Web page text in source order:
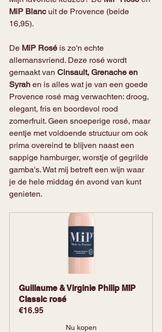
MiP Blanc uit de Provence (beide
16,95).
De MiP Rosé is zo'n echte
allemansvriend. Deze rosé wordt
gemaakt van Cinsault, Grenache en
Syrah en is alles wat je van een goede
Provence rosé mag verwachten: droog,
elegant, fris en boordevol rood
zomerfruit. Geen snoeperige rosé, maar
eentje met voldoende structuur om ook
prima overeind te blijven naast een
sappige hamburger, worstje of gegrilde
gamba's. Wat mij betreft een wijn waar
je de hele middag én avond van kunt
genieten.
Guillaume & Virginie Philip MIP
Classic rosé
€16.95
Nu kopen